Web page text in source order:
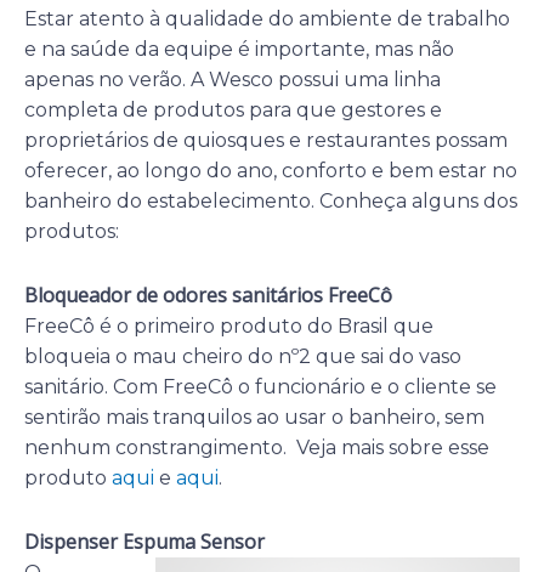
Estar atento à qualidade do ambiente de trabalho
e na saúde da equipe é importante, mas não
apenas no verão. A Wesco possui uma linha
completa de produtos para que gestores e
proprietários de quiosques e restaurantes possam
oferecer, ao longo do ano, conforto e bem estar no
banheiro do estabelecimento. Conheça alguns dos
produtos:
Bloqueador de odores sanitários FreeCô
FreeCô é o primeiro produto do Brasil que
bloqueia o mau cheiro do nº2 que sai do vaso
sanitário. Com FreeCô o funcionário e o cliente se
sentirão mais tranquilos ao usar o banheiro, sem
nenhum constrangimento. Veja mais sobre esse
produto aqui e aqui.
Dispenser Espuma Sensor